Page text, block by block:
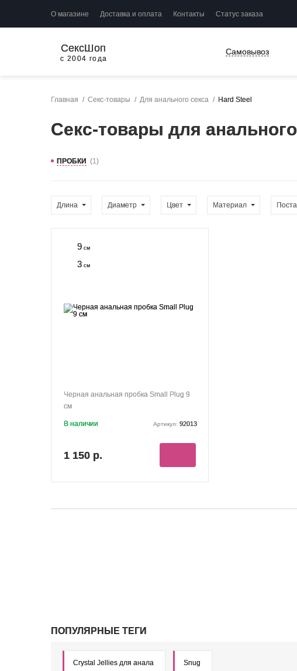
О магазине Доставка и оплата Контакты Статус заказа
СексШоп
с 2004 года
Самовывоз
Главная Секс-товары Для анального секса Hard Steel
Секс-товары для
ПРОБКИ (1)
Длина Диаметр Цвет Материал
9 см
3 см
Черная анальная пробка Small Plug 9
см
В наличии Артикул: 92013
1 150 р.
ПОПУЛЯРНЫЕ ТЕГИ
Crystal Jellies для анала Snug